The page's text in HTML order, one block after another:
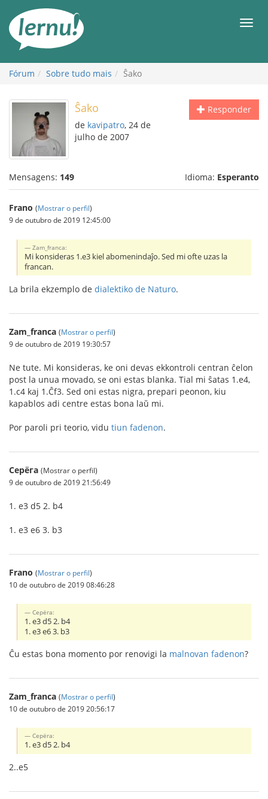
conteúdo
Fórum Sobre tudo mais Ŝako
Responder
Ŝako
de kavipatro, 24 de
julho de 2007
Mensagens: 149 Idioma: Esperanto
Frano (Mostrar o perfil)
9 de outubro de 2019 12:45:00
Zam_franca:
Mi konsideras 1.e3 kiel abomenindaĵo. Sed mi ofte uzas la
francan.
La brila ekzemplo de dialektiko de Naturo.
Zam_franca (Mostrar o perfil)
9 de outubro de 2019 19:30:57
Ne tute. Mi konsideras, ke oni devas ekkontroli centran ĉelon
post la unua movado, se oni estas blanka. Tial mi ŝatas 1.e4,
1.c4 kaj 1.Ĉf3. Sed oni estas nigra, prepari peonon, kiu
kapablos adi centre estas bona laŭ mi.
Por paroli pri teorio, vidu tiun fadenon.
Серёга (Mostrar o perfil)
9 de outubro de 2019 21:56:49
1. e3 d5 2. b4
1. e3 e6 3. b3
Frano (Mostrar o perfil)
10 de outubro de 2019 08:46:28
Серёга:
1. e3 d5 2. b4
1. e3 e6 3. b3
Ĉu estas bona momento por renovigi la malnovan fadenon?
Zam_franca (Mostrar o perfil)
10 de outubro de 2019 20:56:17
Серёга:
1. e3 d5 2. b4
2..e5